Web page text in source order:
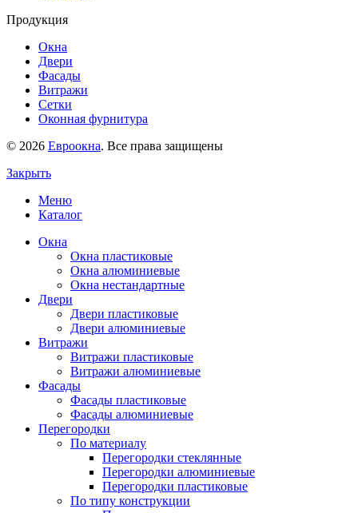
Продукция
Окна
Двери
Фасады
Витражи
Сетки
Оконная фурнитура
© 2026 Евроокна. Все права защищены
Закрыть
Меню
Каталог
Окна
Окна пластиковые
Окна алюминиевые
Окна нестандартные
Двери
Двери пластиковые
Двери алюминиевые
Витражи
Витражи пластиковые
Витражи алюминиевые
Фасады
Фасады пластиковые
Фасады алюминиевые
Перегородки
По материалу
Перегородки стеклянные
Перегородки алюминиевые
Перегородки пластиковые
По типу конструкции